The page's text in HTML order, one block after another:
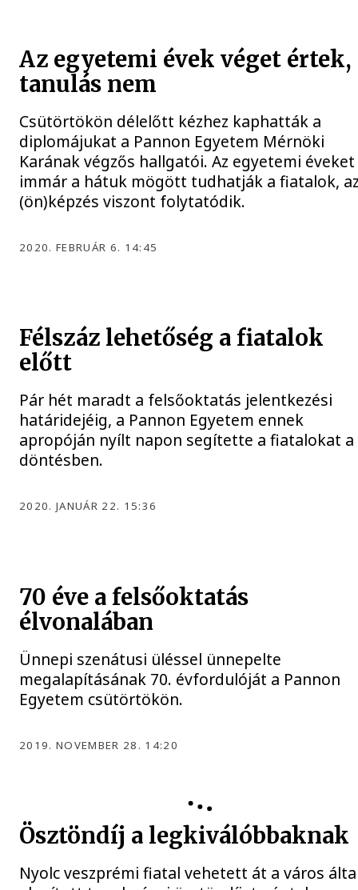
Az egyetemi évek véget értek,
tanulás nem
Csütörtökön délelőtt kézhez kaphatták a
diplomájukat a Pannon Egyetem Mérnöki
Karának végzős hallgatói. Az egyetemi éveket
immár a hátuk mögött tudhatják a fiatalok,
(ön)képzés viszont folytatódik.
2020. FEBRUÁR 6. 14:45
Félszáz lehetőség a fiatalok
előtt
Pár hét maradt a felsőoktatás jelentkezési
határidejéig, a Pannon Egyetem ennek
apropóján nyílt napon segítette a fiatalokat a
döntésben.
2020. JANUÁR 22. 15:36
70 éve a felsőoktatás
élvonalában
Ünnepi szenátusi üléssel ünnepelte
megalapításának 70. évfordulóját a Pannon
Egyetem csütörtökön.
2019. NOVEMBER 28. 14:20
Ösztöndíj a legkiválóbbaknak
Nyolc veszprémi fiatal vehetett át a város